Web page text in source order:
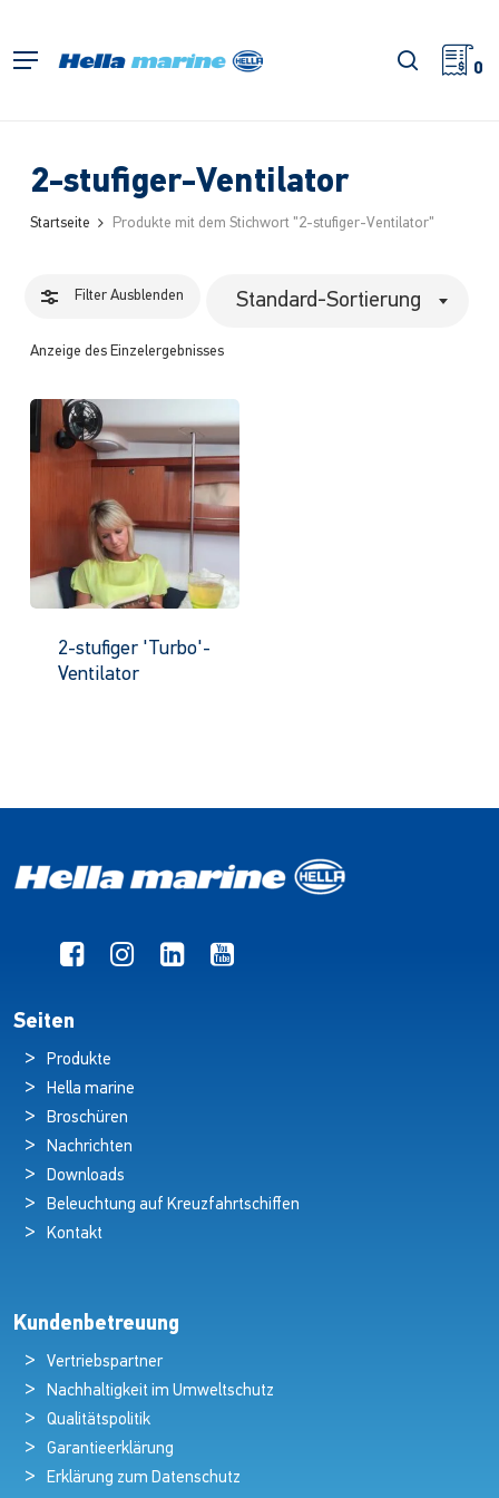
springen
Menü Suche
0
2-stufiger-Ventilator
Startseite Produkte mit dem Stichwort "2-stufiger-Ventilator"
Filter Ausblenden
Anzeige des Einzelergebnisses
Standard-Sortierung
Filter
2-stufiger 'Turbo'-
Ventilator
Seiten
Produkte
Hella marine
Broschüren
Nachrichten
Downloads
Beleuchtung auf Kreuzfahrtschiffen
Kontakt
Kundenbetreuung
Vertriebspartner
Nachhaltigkeit im Umweltschutz
Qualitätspolitik
Garantieerklärung
Erklärung zum Datenschutz